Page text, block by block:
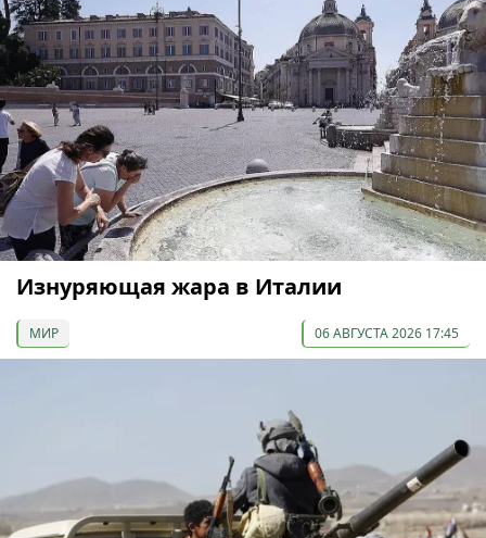
Изнуряющая жара в Италии
МИР 06 АВГУСТА 2026 17:45